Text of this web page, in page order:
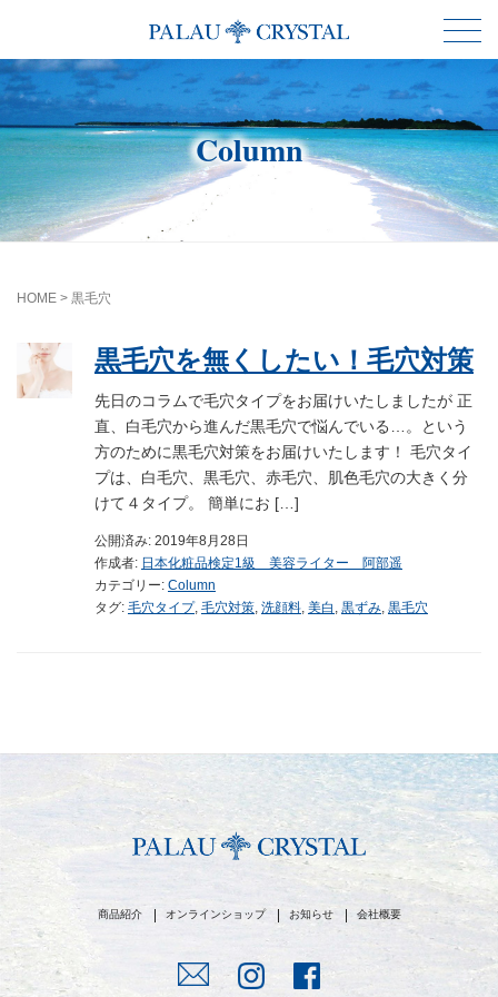
Column
HOME > 黒毛穴
黒毛穴を無くしたい！毛穴対策
先日のコラムで毛穴タイプをお届けいたしましたが 正
直、白毛穴から進んだ黒毛穴で悩んでいる…。という
方のために黒毛穴対策をお届けいたします！ 毛穴タイ
プは、白毛穴、黒毛穴、赤毛穴、肌色毛穴の大きく分
けて４タイプ。 簡単にお […]
公開済み: 2019年8月28日
作成者: 日本化粧品検定1級 美容ライター 阿部遥
カテゴリー: Column
タグ: 毛穴タイプ, 毛穴対策 洗顔料 美白 黒ずみ 黒毛穴
商品紹介 オンラインショップ お知らせ 会社概要